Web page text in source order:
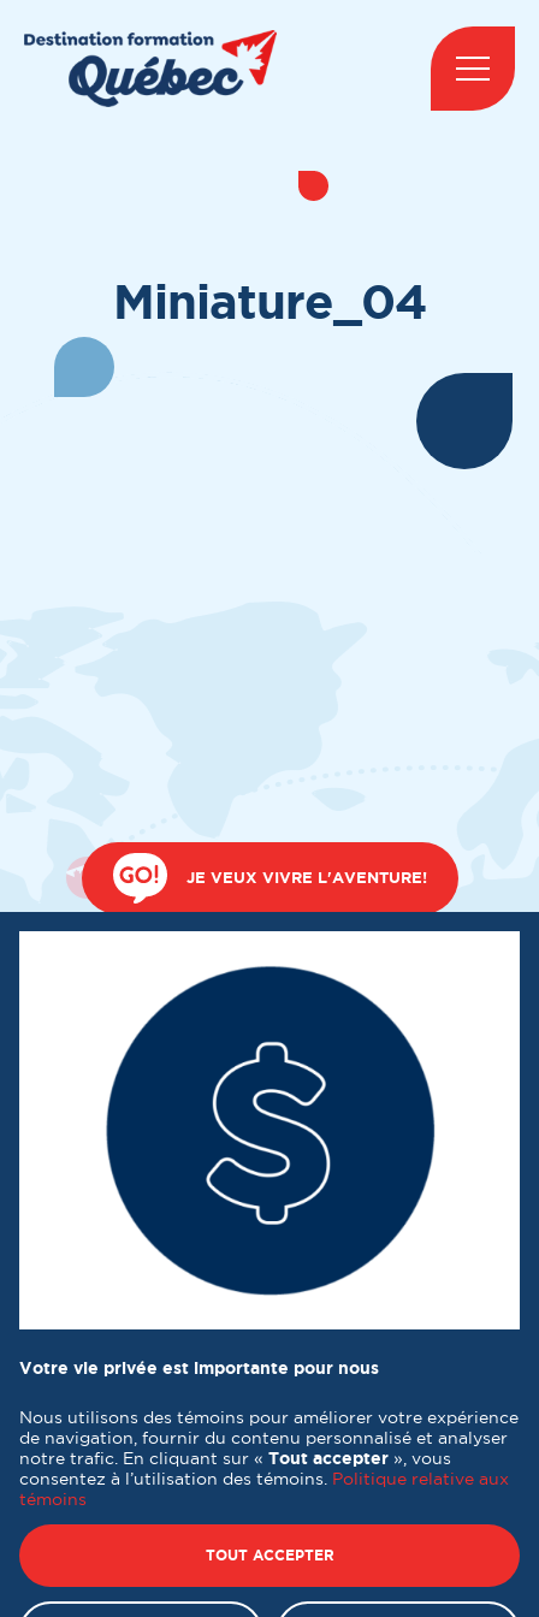
Miniature_04
JE VEUX VIVRE L'AVENTURE!
PRENDRE RENDEZ-VOUS AVEC NOUS
TÉLÉCHARGER NOTRE BROCHURE
Politique de confidentialité|Mes préférences cookies
Votre vie privée est importante pour nous
Nous utilisons des témoins pour améliorer votre expérience
de navigation, fournir du contenu personnalisé et analyser
notre trafic. En cliquant sur « Tout accepter », vous
consentez à l’utilisation des témoins. Politique relative aux
témoins
TOUT ACCEPTER